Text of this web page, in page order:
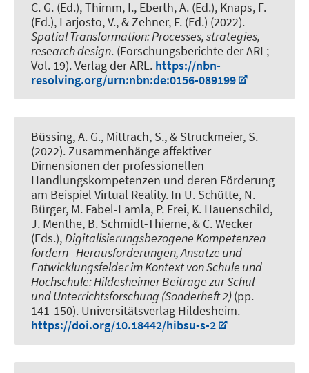
C. G. (Ed.), Thimm, I., Eberth, A. (Ed.), Knaps, F.
(Ed.), Larjosto, V., & Zehner, F. (Ed.) (2022).
Spatial Transformation: Processes, strategies,
research design. (Forschungsberichte der ARL;
Vol. 19). Verlag der ARL. https://nbn-
resolving.org/urn:nbn:de:0156-089199
Büssing, A. G., Mittrach, S., & Struckmeier, S.
(2022).Zusammenhänge affektiver
Dimensionen der professionellen
Handlungskompetenzen und deren Förderung
am Beispiel Virtual Reality. In U. Schütte, N.
Bürger, M. Fabel-Lamla, P. Frei, K. Hauenschild,
J. Menthe, B. Schmidt-Thieme, & C. Wecker
(Eds.),Digitalisierungsbezogene Kompetenzen
fördern - Herausforderungen, Ansätze und
Entwicklungsfelder im Kontext von Schule und
Hochschule: Hildesheimer Beiträge zur Schul-
und Unterrichtsforschung (Sonderheft 2)(pp.
141-150). Universitätsverlag Hildesheim.
https://doi.org/10.18442/hibsu-s-2